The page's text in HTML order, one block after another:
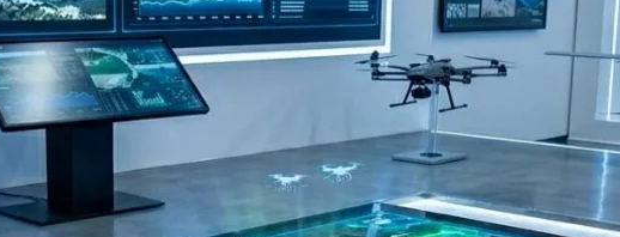
do Bom JesusAraçariguama Franco da Rocha Francisco Morato